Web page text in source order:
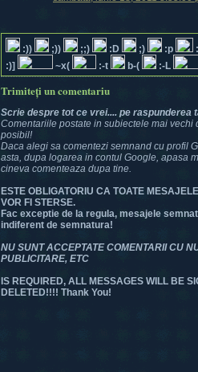
:)) ;)) ;;) :D ;) :p
:)]
~x( :-t b-( :-L
Trimiteți un comentariu
Scrie despre tot ce vrei.... pe raspunderea
Comentariile postate in subiectele mai vechi
posibil!
Daca alegi sa comentezi semnand cu profil
asta, dupa logarea in contul Google, apasa
cineva comenteaza dupa tine.
ESTE OBLIGATORIU CA TOATE
VOR FI STERSE.
Fac exceptie de la regula, mesajele
indiferent de semnatura!
NU SUNT ACCEPTATE COMENTARII CU
PUBLICITARE, ETC
IS REQUIRED, ALL MESSAGES WILL BE
DELETED!!!! Thank You!